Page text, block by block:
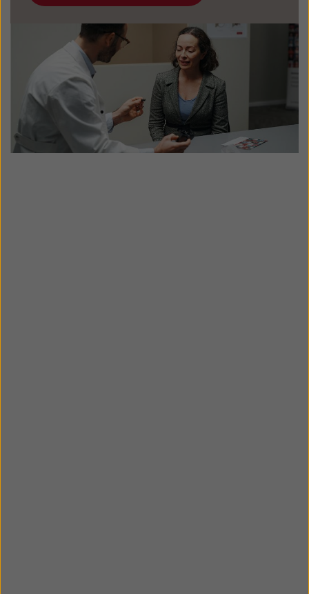
New Zealand Norge
Schweiz Suisse
Sverige
Türkçe United Kingdom
United States Österreich
عربي 日本